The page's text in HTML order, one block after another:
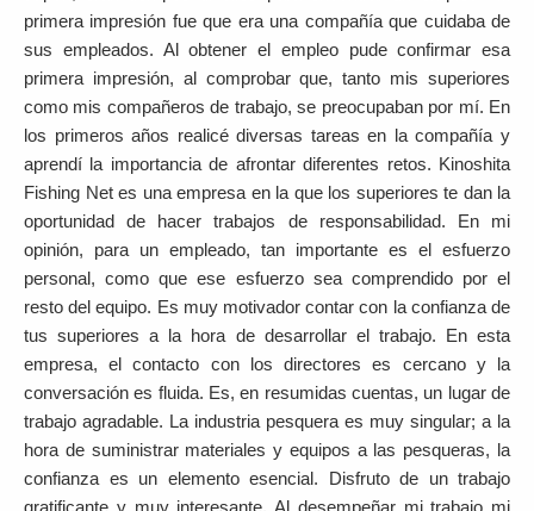
primera impresión fue que era una compañía que cuidaba de
sus empleados. Al obtener el empleo pude confirmar esa
primera impresión, al comprobar que, tanto mis superiores
como mis compañeros de trabajo, se preocupaban por mí. En
los primeros años realicé diversas tareas en la compañía y
aprendí la importancia de afrontar diferentes retos. Kinoshita
Fishing Net es una empresa en la que los superiores te dan la
oportunidad de hacer trabajos de responsabilidad. En mi
opinión, para un empleado, tan importante es el esfuerzo
personal, como que ese esfuerzo sea comprendido por el
resto del equipo. Es muy motivador contar con la confianza de
tus superiores a la hora de desarrollar el trabajo. En esta
empresa, el contacto con los directores es cercano y la
conversación es fluida. Es, en resumidas cuentas, un lugar de
trabajo agradable. La industria pesquera es muy singular; a la
hora de suministrar materiales y equipos a las pesqueras, la
confianza es un elemento esencial. Disfruto de un trabajo
gratificante y muy interesante. Al desempeñar mi trabajo mi